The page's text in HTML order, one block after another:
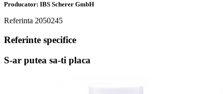
Producator: IBS Scherer GmbH
Referinta 2050245
Referinte specifice
S-ar putea sa-ti placa